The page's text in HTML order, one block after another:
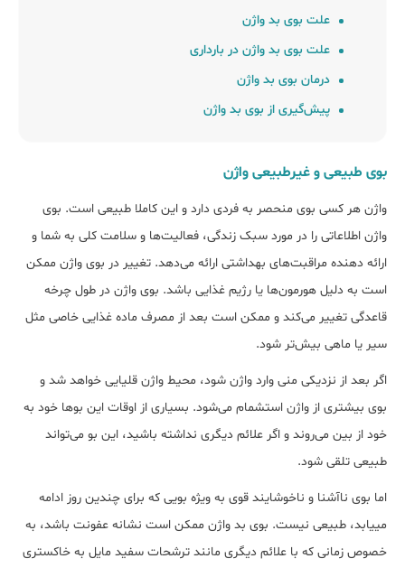
علت بوی بد واژن
علت بوی بد واژن در بارداری
درمان بوی بد واژن
پیش‌گیری از بوی بد واژن
بوی طبیعی و غیرطبیعی واژن
واژن هر کسی بوی منحصر به فردی دارد و این کاملا طبیعی است. بوی
واژن اطلاعاتی را در مورد سبک زندگی، فعالیت‌ها و سلامت کلی به شما و
ارائه دهنده مراقبت‌های بهداشتی ارائه می‎‌دهد. تغییر در بوی واژن ممکن
است به دلیل هورمون‌ها یا رژیم غذایی باشد. بوی واژن در طول چرخه
قاعدگی تغییر می‌کند و ممکن است بعد از مصرف ماده غذایی خاصی مثل
سیر یا ماهی بیش‌تر شود.
اگر بعد از نزدیکی منی وارد واژن شود، محیط واژن قلیایی خواهد شد و
بوی بیش‎تری از واژن استشمام می‌شود. بسیاری از اوقات این بوها خود به
خود از بین می‌روند و اگر علائم دیگری نداشته باشید، این بو می‌تواند
طبیعی تلقی شود.
اما بوی ناآشنا و ناخوشایند قوی به ویژه بویی که برای چندین روز ادامه
می‎یابد، طبیعی نیست. بوی بد واژن ممکن است نشانه عفونت باشد، به
خصوص زمانی که با علائم دیگری مانند ترشحات سفید مایل به خاکستری